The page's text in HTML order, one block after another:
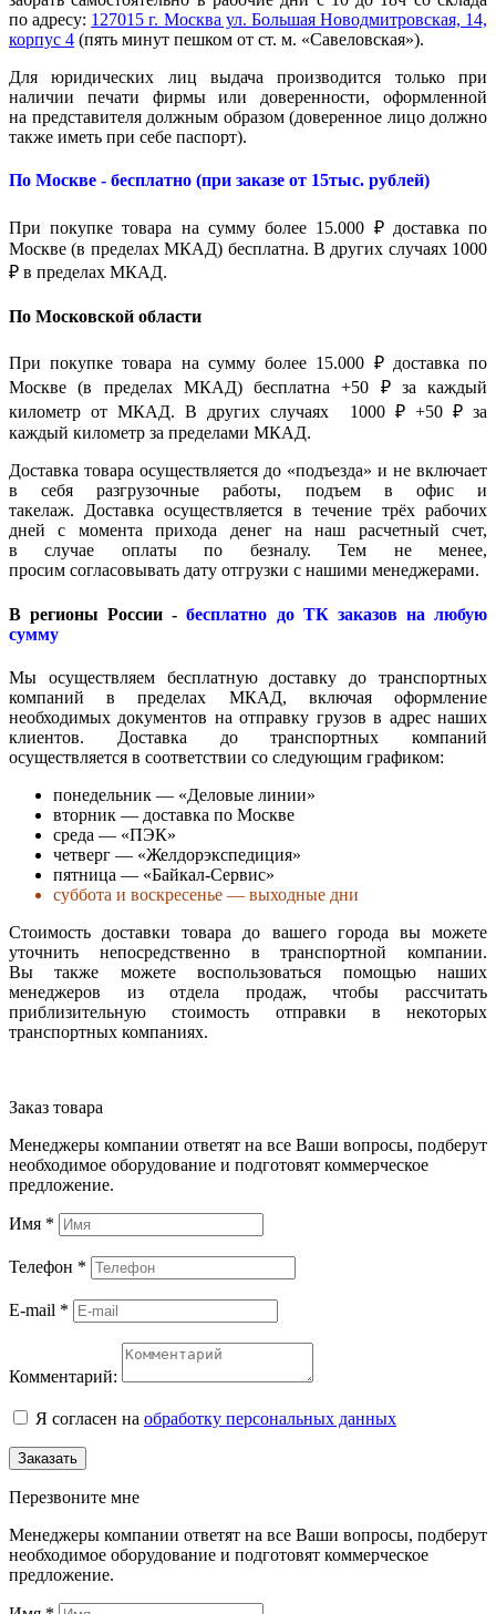
по адресу: 127015 г. Москва ул. Большая Новодмитровская, 14,
корпус 4 (пять минут пешком от ст. м. «Савеловская»).
Для юридических лиц выдача производится только при
наличии печати фирмы или доверенности, оформленной
на представителя должным образом (доверенное лицо должно
также иметь при себе паспорт).
По Москве - бесплатно (при заказе от 15тыс. рублей)
При покупке товара на сумму более 15.000 ₽ доставка по
Москве (в пределах МКАД) бесплатна. В других случаях 1000
₽ в пределах МКАД.
По Московской области
При покупке товара на сумму более 15.000 ₽ доставка по
Москве (в пределах МКАД) бесплатна +50 ₽ за каждый
километр от МКАД. В других случаях 1000 ₽ +50 ₽ за
каждый километр за пределами МКАД.
Доставка товара осуществляется до «подъезда» и не включает
в себя разгрузочные работы, подъем в офис и
такелаж. Доставка осуществляется в течение трёх рабочих
дней с момента прихода денег на наш расчетный счет,
в случае оплаты по безналу. Тем не менее,
просим согласовывать дату отгрузки с нашими менеджерами.
В регионы России -бесплатно до ТК заказов на любую
сумму
Мы осуществляем бесплатную доставку до транспортных
компаний в пределах МКАД, включая оформление
необходимых документов на отправку грузов в адрес наших
клиентов. Доставка до транспортных компаний
осуществляется в соответствии со следующим графиком:
понедельник — «Деловые линии»
вторник — доставка по Москве
среда — «ПЭК»
четверг — «Желдорэкспедиция»
пятница — «Байкал-Сервис»
суббота и воскресенье — выходные дни
Стоимость доставки товара до вашего города вы можете
уточнить непосредственно в транспортной компании.
Вы также можете воспользоваться помощью наших
менеджеров из отдела продаж, чтобы рассчитать
приблизительную стоимость отправки в некоторых
транспортных компаниях.
Заказ товара
Менеджеры компании ответят на все Ваши вопросы, подберут
необходимое оборудование и подготовят коммерческое
предложение.
Имя *
Телефон *
E-mail *
Комментарий:
Я согласен на обработку персональных данных
Заказать
Перезвоните мне
Менеджеры компании ответят на все Ваши вопросы, подберут
необходимое оборудование и подготовят коммерческое
предложение.